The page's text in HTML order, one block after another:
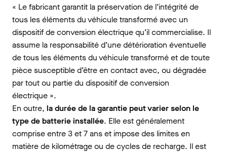
« Le fabricant garantit la préservation de l’intégrité de
tous les éléments du véhicule transformé avec un
dispositif de conversion électrique qu’il commercialise. Il
assume la responsabilité d’une détérioration éventuelle
de tous les éléments du véhicule transformé et de toute
pièce susceptible d’être en contact avec, ou dégradée
par tout ou partie du dispositif de conversion
électrique ».
En outre, la durée de la garantie peut varier selon le
type de batterie installée. Elle est généralement
comprise entre 3 et 7 ans et impose des limites en
matière de kilométrage ou de cycles de recharge. Il est